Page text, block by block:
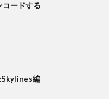
ードする
編